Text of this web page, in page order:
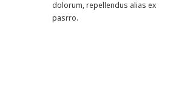
dolorum, repellendus alias ex
pasrro.